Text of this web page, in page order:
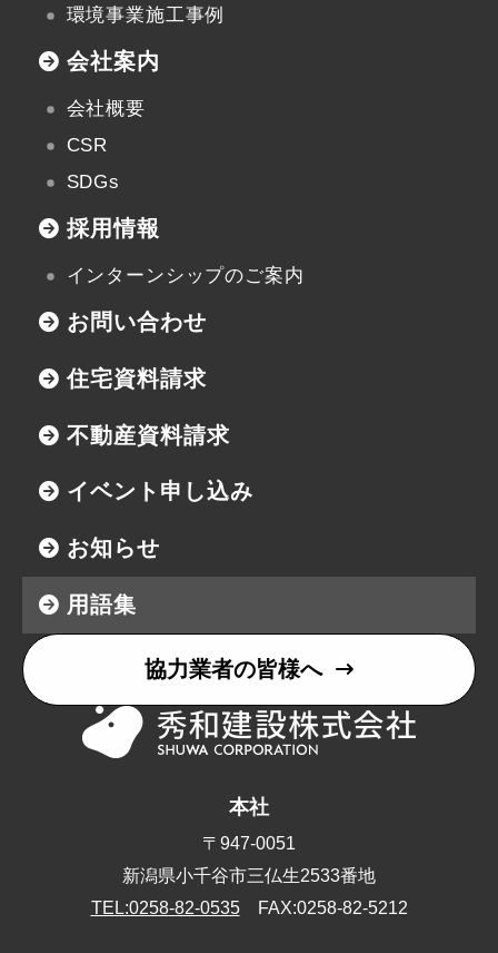
環境事業施工事例
会社案内
会社概要
CSR
SDGs
採用情報
インターンシップのご案内
お問い合わせ
住宅資料請求
不動産資料請求
イベント申し込み
お知らせ
用語集
協力業者の皆様へ
本社
〒947-0051
新潟県小千谷市三仏生2533番地
TEL:0258-82-0535FAX:0258-82-5212